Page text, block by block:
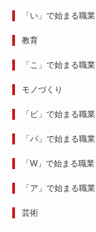
「い」で始まる職業
教育
「こ」で始まる職業
モノづくり
「ピ」で始まる職業
「パ」で始まる職業
「W」で始まる職業
「ア」で始まる職業
芸術